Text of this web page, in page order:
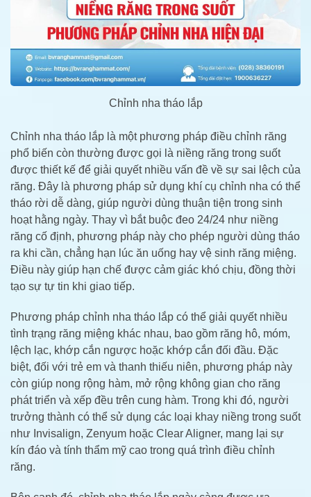
Chỉnh nha tháo lắp
Chỉnh nha tháo lắp là một phương pháp điều chỉnh răng
phổ biến còn thường được gọi là niềng răng trong suốt
được thiết kế để giải quyết nhiều vấn đề về sự sai lệch của
răng. Đây là phương pháp sử dụng khí cụ chỉnh nha có thể
tháo rời dễ dàng, giúp người dùng thuận tiện trong sinh
hoạt hằng ngày. Thay vì bắt buộc đeo 24/24 như niềng
răng cố định, phương pháp này cho phép người dùng tháo
ra khi cần, chẳng hạn lúc ăn uống hay vệ sinh răng miệng.
Điều này giúp hạn chế được cảm giác khó chịu, đồng thời
tạo sự tự tin khi giao tiếp.
Phương pháp chỉnh nha tháo lắp có thể giải quyết nhiều
tình trạng răng miệng khác nhau, bao gồm răng hô, móm,
lệch lạc, khớp cắn ngược hoặc khớp cắn đối đầu. Đặc
biệt, đối với trẻ em và thanh thiếu niên, phương pháp này
còn giúp nong rộng hàm, mở rộng không gian cho răng
phát triển và xếp đều trên cung hàm. Trong khi đó, người
trưởng thành có thể sử dụng các loại khay niềng trong suốt
như Invisalign, Zenyum hoặc Clear Aligner, mang lại sự
kín đáo và tính thẩm mỹ cao trong quá trình điều chỉnh
răng.